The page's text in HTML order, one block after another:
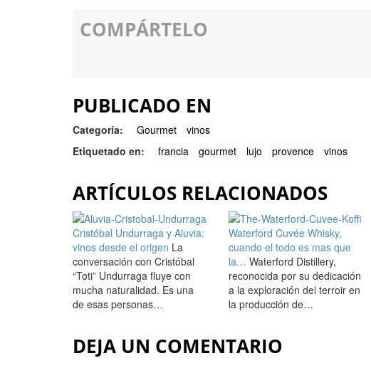
COMPÁRTELO
PUBLICADO EN
Categorí­a: Gourmet
vinos
Etiquetado en:
francia gourmet lujo provence vinos
ARTÍCULOS RELACIONADOS
Cristóbal Undurraga y Aluvia:
vinos desde el origen La
conversación con Cristóbal
“Toti” Undurraga fluye con
mucha naturalidad. Es una
de esas personas…
Waterford Cuvée Whisky,
cuando el todo es mas que
la… Waterford Distillery,
reconocida por su dedicación
a la exploración del terroir en
la producción de…
DEJA UN COMENTARIO